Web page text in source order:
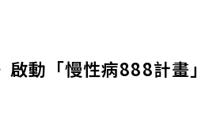
動「慢性病888計畫」